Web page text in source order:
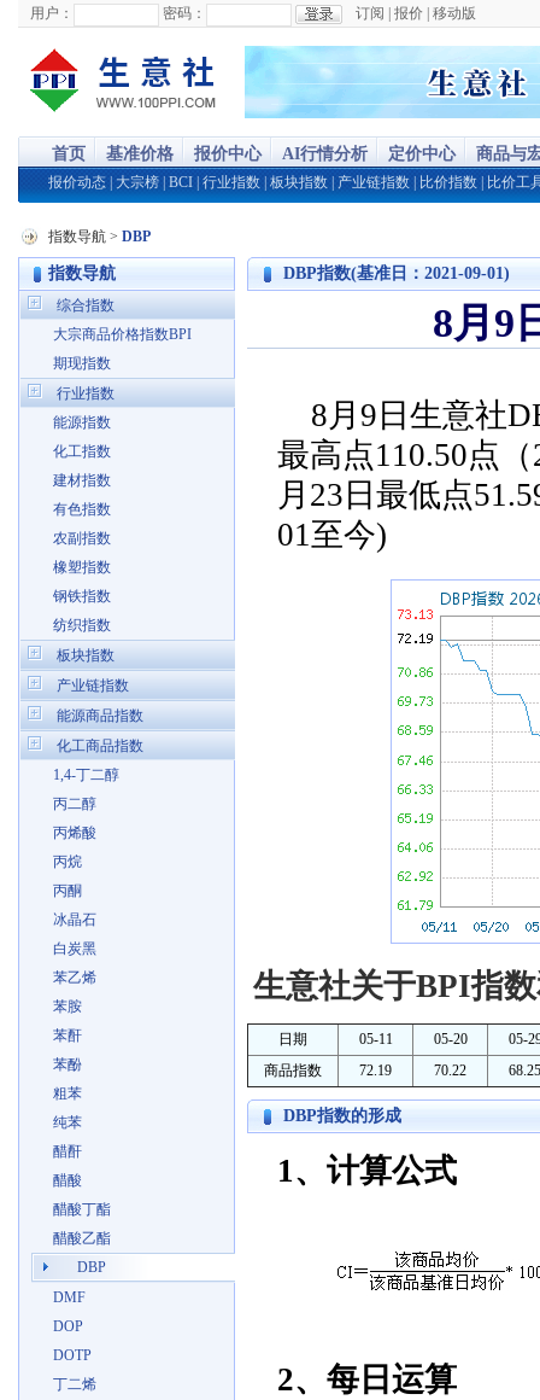
用户： 密码： 订阅 报价 移动版
首页 基准价格 报价中心 AI行情分析 定价中心 商品与
报价动态 大宗榜 BCI 行业指数 板块指数 产业链指数 比价指数 比价工
指数导航 > DBP
指数导航
综合指数
大宗商品价格指数BPI
期现指数
行业指数
能源指数
化工指数
建材指数
有色指数
农副指数
橡塑指数
钢铁指数
纺织指数
板块指数
产业链指数
能源商品指数
化工商品指数
1,4-丁二醇
丙二醇
丙烯酸
丙烷
丙酮
冰晶石
白炭黑
苯乙烯
苯胺
苯酐
苯酚
粗苯
纯苯
醋酐
醋酸
醋酸丁酯
醋酸乙酯
DBP
DMF
DOP
DOTP
丁二烯
DBP指数(基准日：2021-09-01)
8月9
8月9日生意社
最高点110.50点
月23日最低点
01至今)
生意社关于BPI指
日期 05-11 05-20
05-
商品指数
72.19 70.22 68.25
DBP指数的形成
1、计算公式
2、每日运算